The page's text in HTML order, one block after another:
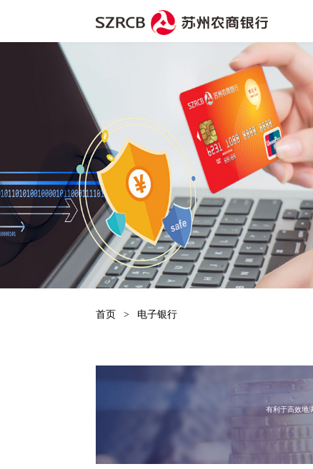
首页 > 电子银行
有利于高效地